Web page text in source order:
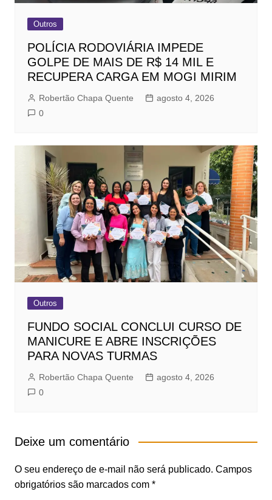
Outros
POLÍCIA RODOVIÁRIA IMPEDE
GOLPE DE MAIS DE R$ 14 MIL E
RECUPERA CARGA EM MOGI MIRIM
Robertão Chapa Quente
agosto 4, 2026
0
Outros
FUNDO SOCIAL CONCLUI CURSO DE
MANICURE E ABRE INSCRIÇÕES
PARA NOVAS TURMAS
Robertão Chapa Quente
agosto 4, 2026
0
Deixe um comentário
O seu endereço de e-mail não será publicado. Campos
obrigatórios são marcados com *